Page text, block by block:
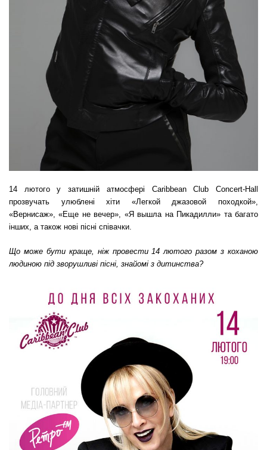
14 лютого у затишній атмосфері Caribbean Club Concert-Hall
прозвучать улюблені хіти «Легкой джазовой походкой»,
«Вернисаж», «Еще не вечер», «Я вышла на Пикадилли» та багато
інших, а також нові пісні співачки.
Що може бути краще, ніж провести 14 лютого разом з коханою
людиною під зворушливі пісні, знайомі з дитинства?